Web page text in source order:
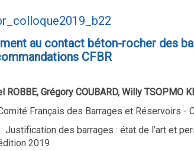
au contact béton-rocher des
CFBR
ROBBE, Grégory COUBARD, Willy TSOPMO
Français des Barrages et Réservoirs -
Justification des barrages : état de l’art et
2019